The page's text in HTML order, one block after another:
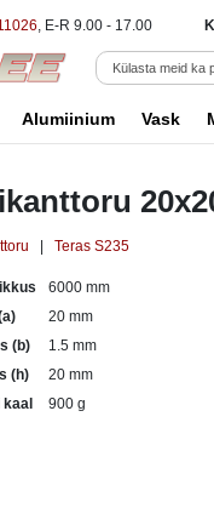
, E-R 9.00 - 17.00
Külasta meid ka
Alumiinium Vask
Teras S235
6000 mm
20 mm
(b)
1.5 mm
(h)
20 mm
900 g